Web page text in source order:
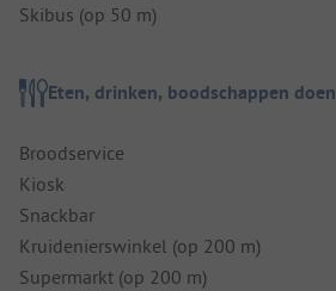
Skibus (op 50 m)
Eten, drinken, boodschappen doen
Broodservice
Kiosk
Snackbar
Kruidenierswinkel (op 200 m)
Supermarkt (op 200 m)